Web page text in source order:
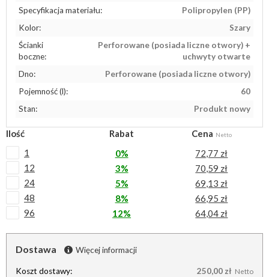
Specyfikacja materiału:
Polipropylen (PP)
Kolor:
Szary
Ścianki
boczne:
Perforowane (posiada liczne otwory) +
uchwyty otwarte
Dno:
Perforowane (posiada liczne otwory)
Pojemność (l):
60
Stan:
Produkt nowy
Ilość Rabat Cena Netto
1 0%
72,77 zł
12
3%
70,59 zł
24
5%
69,13 zł
48
8%
66,95 zł
96
12% 64,04 zł
Dostawa Więcej informacji
Koszt dostawy: 250,00 zł Netto